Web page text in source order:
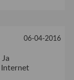
06-04-2016
Ja
Internet